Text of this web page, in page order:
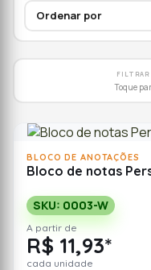
Toque
BLOCO DE ANOTAÇÕES
Bloco de notas
SKU: 0003-W
A partir de
R$ 11,93*
cada unidade